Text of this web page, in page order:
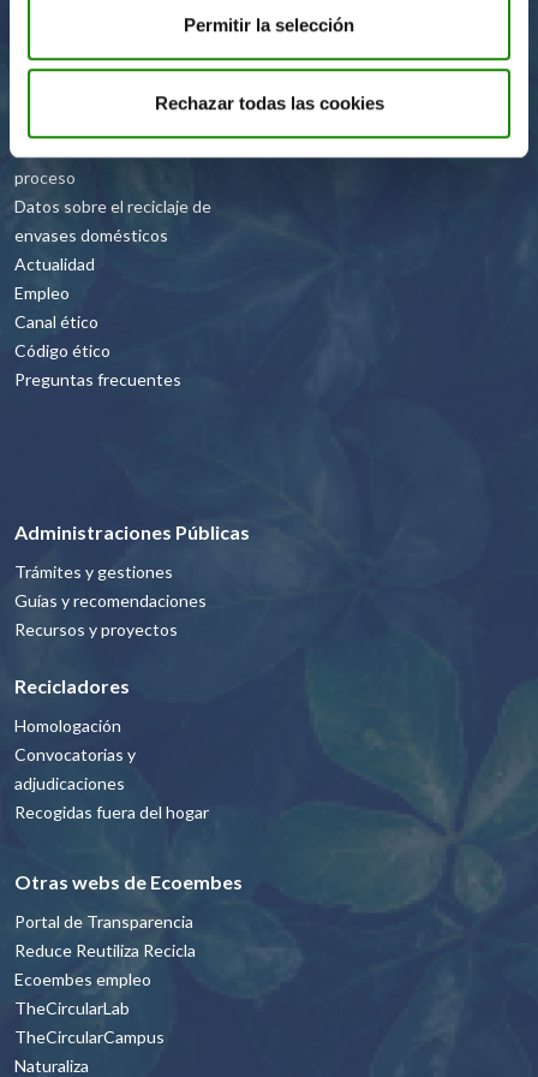
Permitir la selección
Rechazar todas las cookies
Informes anuales
proceso
Datos sobre el reciclaje de
envases domésticos
Actualidad
Empleo
Canal ético
Código ético
Preguntas frecuentes
Administraciones Públicas
Trámites y gestiones
Guías y recomendaciones
Recursos y proyectos
Recicladores
Homologación
Convocatorias y
adjudicaciones
Recogidas fuera del hogar
Otras webs de Ecoembes
Portal de Transparencia
Reduce Reutiliza Recicla
Ecoembes empleo
TheCircularLab
TheCircularCampus
Naturaliza